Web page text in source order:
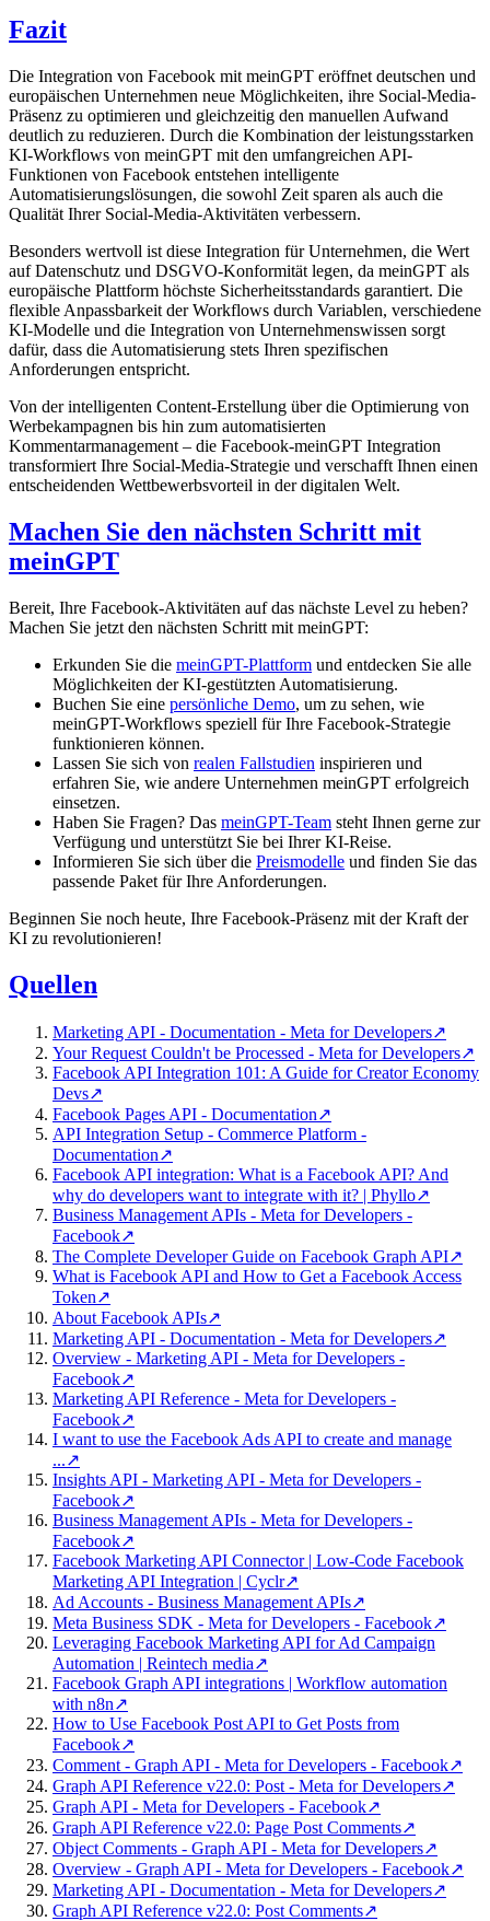
Fazit
Die Integration von Facebook mit meinGPT eröffnet deutschen und
europäischen Unternehmen neue Möglichkeiten, ihre Social-Media-
Präsenz zu optimieren und gleichzeitig den manuellen Aufwand
deutlich zu reduzieren. Durch die Kombination der leistungsstarken
KI-Workflows von meinGPT mit den umfangreichen API-
Funktionen von Facebook entstehen intelligente
Automatisierungslösungen, die sowohl Zeit sparen als auch die
Qualität Ihrer Social-Media-Aktivitäten verbessern.
Besonders wertvoll ist diese Integration für Unternehmen, die Wert
auf Datenschutz und DSGVO-Konformität legen, da meinGPT als
europäische Plattform höchste Sicherheitsstandards garantiert. Die
flexible Anpassbarkeit der Workflows durch Variablen, verschiedene
KI-Modelle und die Integration von Unternehmenswissen sorgt
dafür, dass die Automatisierung stets Ihren spezifischen
Anforderungen entspricht.
Von der intelligenten Content-Erstellung über die Optimierung von
Werbekampagnen bis hin zum automatisierten
Kommentarmanagement – die Facebook-meinGPT Integration
transformiert Ihre Social-Media-Strategie und verschafft Ihnen einen
entscheidenden Wettbewerbsvorteil in der digitalen Welt.
Machen Sie den nächsten Schritt mit
meinGPT
Bereit, Ihre Facebook-Aktivitäten auf das nächste Level zu heben?
Machen Sie jetzt den nächsten Schritt mit meinGPT:
Erkunden Sie die meinGPT-Plattform und entdecken Sie alle
Möglichkeiten der KI-gestützten Automatisierung.
Buchen Sie eine persönliche Demo, um zu sehen, wie
meinGPT-Workflows speziell für Ihre Facebook-Strategie
funktionieren können.
Lassen Sie sich von realen Fallstudien inspirieren und
erfahren Sie, wie andere Unternehmen meinGPT erfolgreich
einsetzen.
Haben Sie Fragen? Das meinGPT-Team steht Ihnen gerne zur
Verfügung und unterstützt Sie bei Ihrer KI-Reise.
Informieren Sie sich über die Preismodelle und finden Sie das
passende Paket für Ihre Anforderungen.
Beginnen Sie noch heute, Ihre Facebook-Präsenz mit der Kraft der
KI zu revolutionieren!
Quellen
Marketing API - Documentation - Meta for Developers↗
Your Request Couldn't be Processed - Meta for Developers↗
Facebook API Integration 101: A Guide for Creator Economy
Devs↗
Facebook Pages API - Documentation↗
API Integration Setup - Commerce Platform -
Documentation↗
Facebook API integration: What is a Facebook API? And
why do developers want to integrate with it? | Phyllo↗
Business Management APIs - Meta for Developers -
Facebook↗
The Complete Developer Guide on Facebook Graph API↗
What is Facebook API and How to Get a Facebook Access
Token↗
About Facebook APIs↗
Marketing API - Documentation - Meta for Developers↗
Overview - Marketing API - Meta for Developers -
Facebook↗
Marketing API Reference - Meta for Developers -
Facebook↗
I want to use the Facebook Ads API to create and manage
...↗
Insights API - Marketing API - Meta for Developers -
Facebook↗
Business Management APIs - Meta for Developers -
Facebook↗
Facebook Marketing API Connector | Low-Code Facebook
Marketing API Integration | Cyclr↗
Ad Accounts - Business Management APIs↗
Meta Business SDK - Meta for Developers - Facebook↗
Leveraging Facebook Marketing API for Ad Campaign
Automation | Reintech media↗
Facebook Graph API integrations | Workflow automation
with n8n↗
How to Use Facebook Post API to Get Posts from
Facebook↗
Comment - Graph API - Meta for Developers - Facebook↗
Graph API Reference v22.0: Post - Meta for Developers↗
Graph API - Meta for Developers - Facebook↗
Graph API Reference v22.0: Page Post Comments↗
Object Comments - Graph API - Meta for Developers↗
Overview - Graph API - Meta for Developers - Facebook↗
Marketing API - Documentation - Meta for Developers↗
Graph API Reference v22.0: Post Comments↗